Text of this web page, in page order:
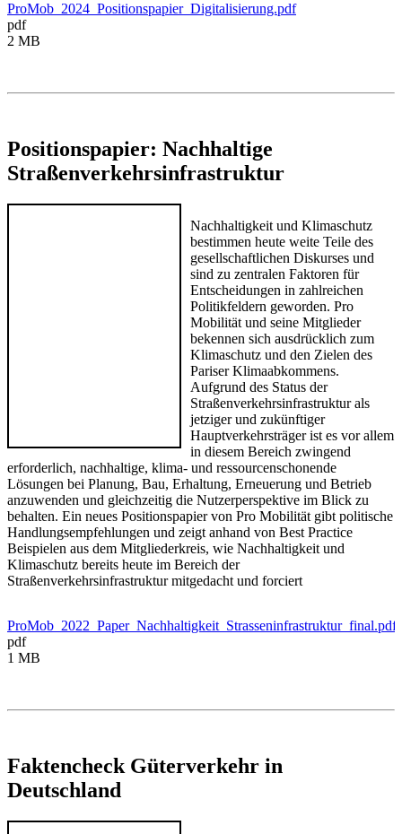
ProMob_2024_Positionspapier_Digitalisierung.pdf
pdf
2 MB
Positionspapier: Nachhaltige
Straßenverkehrsinfrastruktur
Nachhaltigkeit und Klimaschutz
bestimmen heute weite Teile des
gesellschaftlichen Diskurses und
sind zu zentralen Faktoren für
Entscheidungen in zahlreichen
Politikfeldern geworden. Pro
Mobilität und seine Mitglieder
bekennen sich ausdrücklich zum
Klimaschutz und den Zielen des
Pariser Klimaabkommens.
Aufgrund des Status der
Straßenverkehrsinfrastruktur als
jetziger und zukünftiger
Hauptverkehrsträger ist es vor allem
in diesem Bereich zwingend
erforderlich, nachhaltige, klima- und ressourcenschonende
Lösungen bei Planung, Bau, Erhaltung, Erneuerung und Betrieb
anzuwenden und gleichzeitig die Nutzerperspektive im Blick zu
behalten. Ein neues Positionspapier von Pro Mobilität gibt politische
Handlungsempfehlungen und zeigt anhand von Best Practice
Beispielen aus dem Mitgliederkreis, wie Nachhaltigkeit und
Klimaschutz bereits heute im Bereich der
Straßenverkehrsinfrastruktur mitgedacht und forciert
ProMob_2022_Paper_Nachhaltigkeit_Strasseninfrastruktur_final.pdf
pdf
1 MB
Faktencheck Güterverkehr in
Deutschland